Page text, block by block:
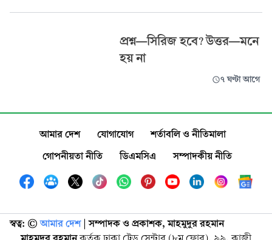
প্রশ্নÑসিরিজ হবে? উত্তরÑমনে
হয় না
৭ ঘণ্টা আগে
আমার দেশ যোগাযোগ
শর্তাবলি ও নীতিমালা
গোপনীয়তা নীতি
ডিএমসিএ সম্পাদকীয় নীতি
স্বত্ব: ©️ আমার দেশ| সম্পাদক ও প্রকাশক, মাহমুদুর রহমান